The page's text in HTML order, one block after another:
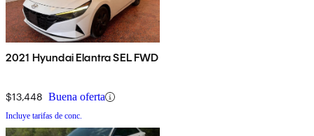
2021 Hyundai Elantra SEL FWD
$13,448 Buena oferta
Incluye tarifas de conc.